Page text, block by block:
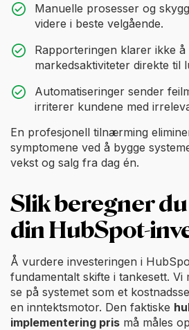
Manuelle prosesser og
videre i beste velgående.
Rapporteringen klarer ikke å
markedsaktiviteter direkte til
Automatiseringer sender
irriterer kundene med
En profesjonell tilnærming
symptomene ved å bygge
vekst og salg fra dag én.
Slik beregner
din HubSpot-
Å vurdere investeringen i
fundamentalt skifte i tankesett. Vi
se på systemet som et
en inntektsmotor. Den faktiske
implementering pris må måles